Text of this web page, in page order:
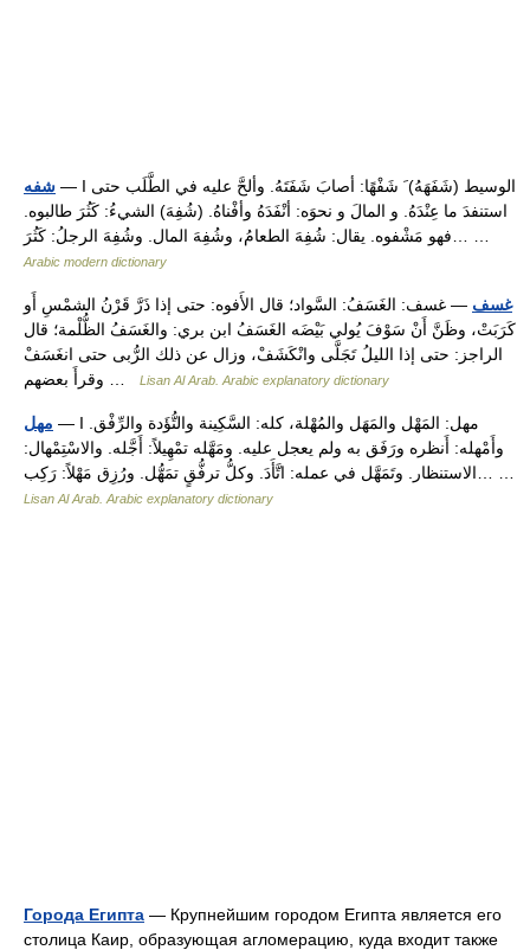
شفه — I الوسيط (شَفَهَهُ) َ شَفْهًا: أصابَ شَفَتَهُ. وألحَّ عليه في الطَّلَب حتى
استنفدَ ما عِنْدَهُ. و المالَ و نحوَه: أنْفَدَهُ وأفْناهُ. (شُفِهَ) الشيءُ: كَثُرَ طالبوه.
Arabic modern dictionary
غسف — غسف: الغَسَفُ: السَّواد؛ قال الأَفوه: حتى إذا ذَرَّ قَرْنُ الشمْسِ أَو
كَرَبَتْ، وظَنَّ أَنْ سَوْفَ يُولي بَيْضَه الغَسَفُ ابن بري: والغَسَفُ الظُّلْمة؛ قال
الراجز: حتى إذا الليلُ تَجَلَّى وانْكَشَفْ، وزال عن ذلك الرُّبى حتى انغَسَفْ
Lisan Al Arab. Arabic explanatory dictionary
مهل — I مهل: المَهْل والمَهَل والمُهْلة، كله: السَّكِينة والتُّؤَدة والرِّفْق.
وأَمْهله: أَنظره ورَفَق به ولم يعجل عليه. ومَهَّله تمْهِيلاً: أَجَّله. والاسْتِمْهال:
Lisan Al Arab. Arabic explanatory dictionary
Города Египта — Крупнейшим городом Египта является его
столица Каир, образующая агломерацию, куда входит также